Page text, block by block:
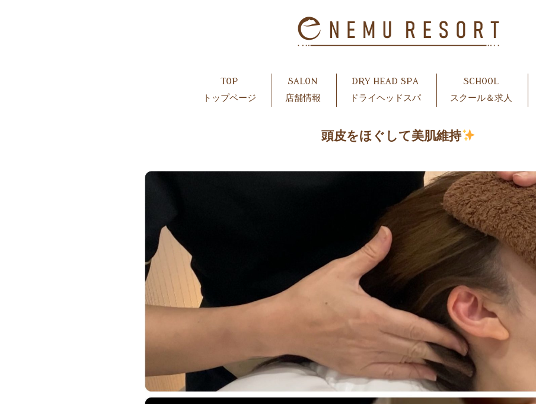
TOP
トップページ
SALON
店舗情報
DRY HEAD SPA
ドライヘッドスパ
SCHOOL
スクール＆求人
頭皮をほぐして美肌維持